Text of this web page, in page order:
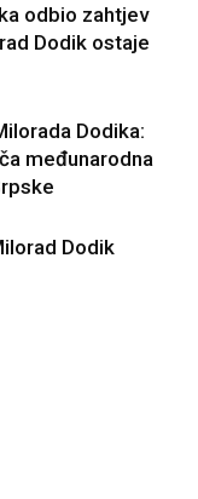
odbio zahtjev
Dodik ostaje
Dodika:
međunarodna
Dodik